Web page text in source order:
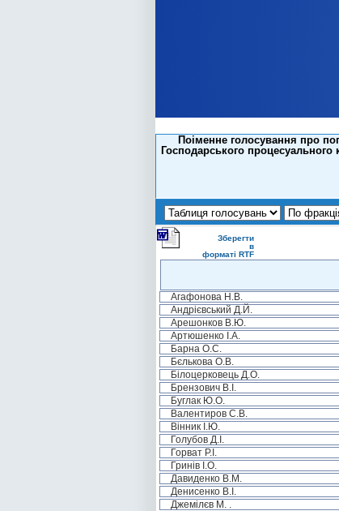
Поіменне голосування про
Господарського процесуального
Зберегти
в
форматі RTF
Агафонова Н.В.
Андрієвський Д.Й.
Арешонков В.Ю.
Артюшенко І.А.
Барна О.С.
Бєлькова О.В.
Білоцерковець Д.О.
Брензович В.І.
Буглак Ю.О.
Валентиров С.В.
Вінник І.Ю.
Голубов Д.І.
Горват Р.І.
Гринів І.О.
Давиденко В.М.
Денисенко В.І.
Джемілєв М. .